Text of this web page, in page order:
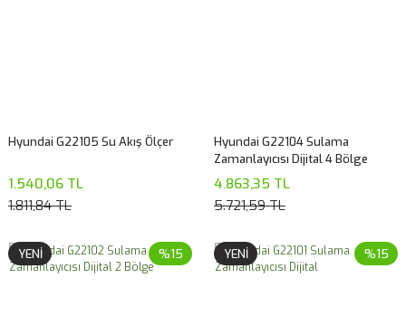
Hyundai G22105 Su Akış Ölçer
1.540,06 TL
1.811,84 TL
Hyundai G22104 Sulama
Zamanlayıcısı Dijital 4 Bölge
4.863,35 TL
5.721,59 TL
%15
YENİ %15
YENİ